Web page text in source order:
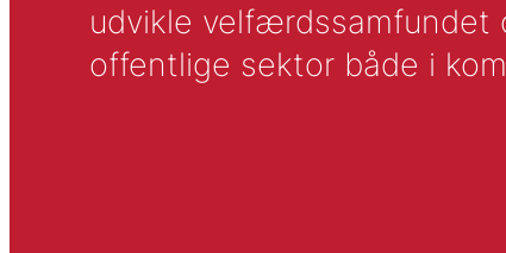
udvikle velfærdssamfundet
offentlige sektor både i